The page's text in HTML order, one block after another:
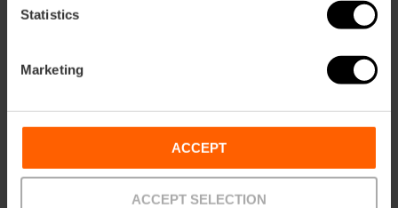
Statistics
Marketing
ACCEPT
ACCEPT SELECTION
Iglesia de los Santos Juanes